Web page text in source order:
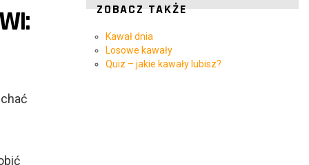
ZOBACZ TAKŻE
Kawał dnia
Losowe kawały
Quiz – jakie kawały lubisz?